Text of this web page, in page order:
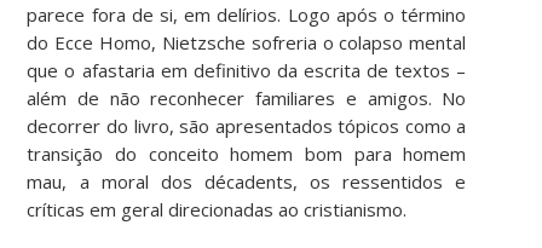
parece fora de si, em delírios. Logo após o término
do Ecce Homo, Nietzsche sofreria o colapso mental
que o afastaria em definitivo da escrita de textos –
além de não reconhecer familiares e amigos. No
decorrer do livro, são apresentados tópicos como a
transição do conceito homem bom para homem
mau, a moral dos décadents, os ressentidos e
críticas em geral direcionadas ao cristianismo.